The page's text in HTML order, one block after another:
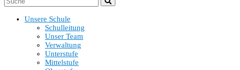
Unsere Schule
Schulleitung
Unser Team
Verwaltung
Unterstufe
Mittelstufe